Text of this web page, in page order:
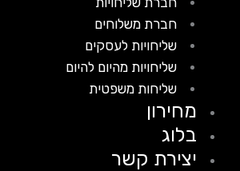
חברת משלוחים
שליחויות לעסקים
שליחויות מהיום להיום
שליחות משפטית
מחירון
בלוג
יצירת קשר